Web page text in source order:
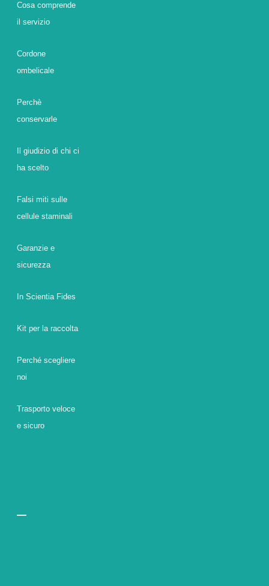
Cosa comprende
il servizio
Cordone
ombelicale
Perchè
conservarle
Il giudizio di chi ci
ha scelto
Falsi miti sulle
cellule staminali
Garanzie e
sicurezza
In Scientia Fides
Kit per la raccolta
Perché scegliere
noi
Trasporto veloce
e sicuro